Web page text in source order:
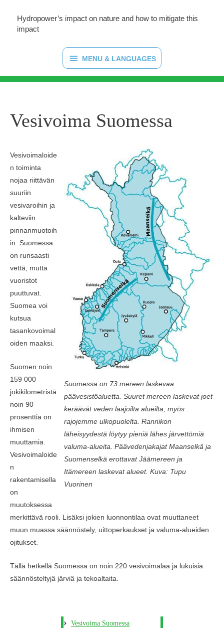
Hydropower’s impact on nature and how to mitigate this
impact
MENU
&
MENU & LANGUAGES
Vesivoima Suomessa
Suomessa on 73 mereen laskevaa
päävesistöaluetta. Suuret mereen laskevat joet
keräävät veden laajoilta alueilta, myös
rajojemme ulkopuolelta. Rannikon
läheisyydestä löytyy pieniä lähes järvettömiä
valuma-alueita. Päävedenjakajat Maanselkä ja
Suomenselkä erottavat Jäämereen ja
Itämereen laskevat alueet. Kuva: Tupu
Vuorinen
Vesivoimaloide
n toiminta
nojaa riittävän
suuriin
vesivaroihin ja
kalteviin
pinnanmuotoih
in. Suomessa
on runsaasti
vettä, mutta
vuoristot
puuttuvat.
Suomea voi
kutsua
tasankovoimal
oiden maaksi.
Suomen noin
159 000
jokikilometristä
noin 90
prosenttia on
ihmisen
muuttamia.
Vesivoimaloide
n
rakentamisella
on
muutoksessa
merkittävä rooli. Lisäksi jokien luonnontilaa ovat muuttaneet
muun muassa säännöstely, uittoperkaukset ja valuma-alueiden
ojitukset.
Tällä hetkellä Suomessa on noin 220 vesivoimalaa ja lukuisia
säännösteltyjä järviä ja tekoaltaita.
Vesivoima Suomessa